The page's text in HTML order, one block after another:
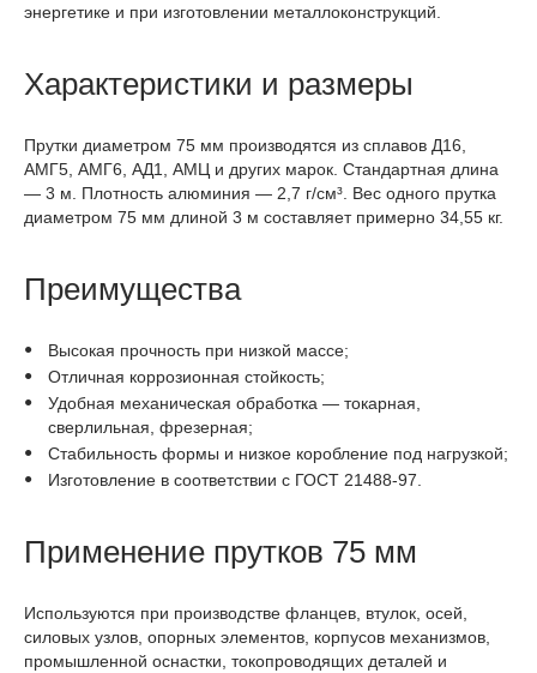
энергетике и при изготовлении металлоконструкций.
Характеристики и размеры
Прутки диаметром 75 мм производятся из сплавов Д16,
АМГ5, АМГ6, АД1, АМЦ и других марок. Стандартная длина
— 3 м. Плотность алюминия — 2,7 г/см³. Вес одного прутка
диаметром 75 мм длиной 3 м составляет примерно 34,55 кг.
Преимущества
Высокая прочность при низкой массе;
Отличная коррозионная стойкость;
Удобная механическая обработка — токарная,
сверлильная, фрезерная;
Стабильность формы и низкое коробление под нагрузкой;
Изготовление в соответствии с ГОСТ 21488-97.
Применение прутков 75 мм
Используются при производстве фланцев, втулок, осей,
силовых узлов, опорных элементов, корпусов механизмов,
промышленной оснастки, токопроводящих деталей и